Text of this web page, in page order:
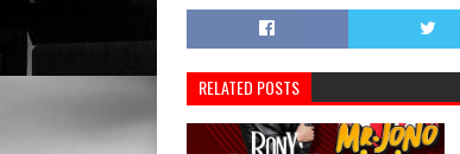
RELATED POSTS